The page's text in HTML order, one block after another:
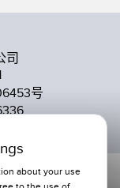
司
号
about your use